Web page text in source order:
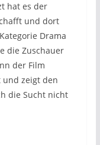
hat es der
und dort
Drama
die Zuschauer
der Film
und zeigt den
die Sucht nicht